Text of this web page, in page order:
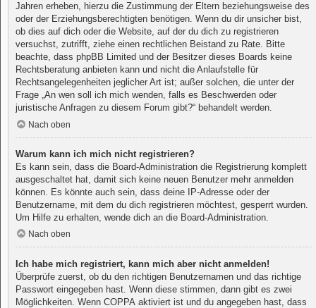
Jahren erheben, hierzu die Zustimmung der Eltern beziehungsweise des
oder der Erziehungsberechtigten benötigen. Wenn du dir unsicher bist,
ob dies auf dich oder die Website, auf der du dich zu registrieren
versuchst, zutrifft, ziehe einen rechtlichen Beistand zu Rate. Bitte
beachte, dass phpBB Limited und der Besitzer dieses Boards keine
Rechtsberatung anbieten kann und nicht die Anlaufstelle für
Rechtsangelegenheiten jeglicher Art ist; außer solchen, die unter der
Frage „An wen soll ich mich wenden, falls es Beschwerden oder
juristische Anfragen zu diesem Forum gibt?“ behandelt werden.
Nach oben
Warum kann ich mich nicht registrieren?
Es kann sein, dass die Board-Administration die Registrierung komplett
ausgeschaltet hat, damit sich keine neuen Benutzer mehr anmelden
können. Es könnte auch sein, dass deine IP-Adresse oder der
Benutzername, mit dem du dich registrieren möchtest, gesperrt wurden.
Um Hilfe zu erhalten, wende dich an die Board-Administration.
Nach oben
Ich habe mich registriert, kann mich aber nicht anmelden!
Überprüfe zuerst, ob du den richtigen Benutzernamen und das richtige
Passwort eingegeben hast. Wenn diese stimmen, dann gibt es zwei
Möglichkeiten. Wenn COPPA aktiviert ist und du angegeben hast, dass